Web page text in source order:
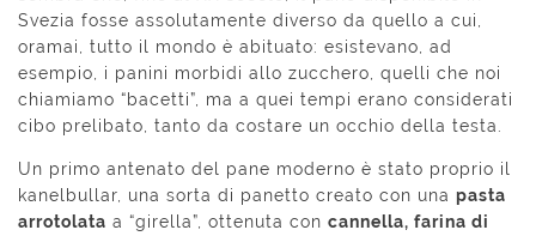
Svezia fosse assolutamente diverso da quello a cui,
oramai, tutto il mondo è abituato: esistevano, ad
esempio, i panini morbidi allo zucchero, quelli che noi
chiamiamo “bacetti”, ma a quei tempi erano considerati
cibo prelibato, tanto da costare un occhio della testa.
Un primo antenato del pane moderno è stato proprio il
kanelbullar, una sorta di panetto creato con una pasta
arrotolata a “girella”, ottenuta con cannella, farina di